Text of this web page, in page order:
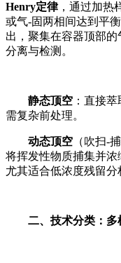
Henry定律，通过加热
或气-固两相间达到平
出，聚集在容器顶部
分离与检测。
静态顶空 ：直接
需复杂前处理。
动态顶空 （吹扫-
将挥发性物质捕集并浓
尤其适合低浓度残留分
二、技术分类：